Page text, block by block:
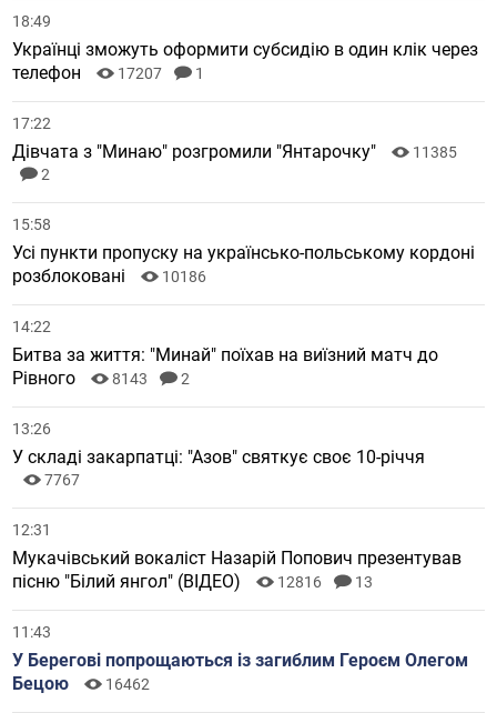
18:49
Українці зможуть оформити субсидію в один клік через
телефон
17207 1
17:22
Дівчата з "Минаю" розгромили "Янтарочку"
11385
2
15:58
Усі пункти пропуску на українсько-польському кордоні
розблоковані
10186
14:22
Битва за життя: "Минай" поїхав на виїзний матч до
Рівного
8143 2
13:26
У складі закарпатці: "Азов" святкує своє 10-річчя
7767
12:31
Мукачівський вокаліст Назарій Попович презентував
пісню "Білий янгол" (ВІДЕО)
12816 13
11:43
У Берегові попрощаються із загиблим Героєм Олегом
Бецою
16462